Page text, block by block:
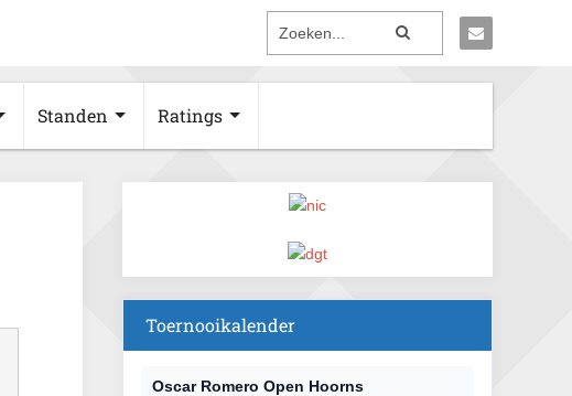
Standen Ratings
Toernooikalender
Oscar Romero Open Hoorns